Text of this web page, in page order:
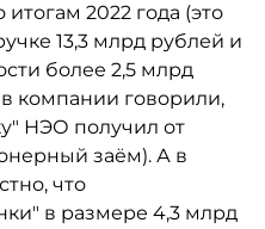
2022 года (это
13,3 млрд рублей и
более 2,5 млрд
компании говорили,
НЭО получил от
заём). А в
что
в размере 4,3 млрд